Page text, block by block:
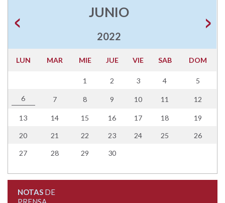
JUNIO
2022
LUN MAR MIE JUE VIE SAB DOM
1 2 3 4 5
6 7 8 9 10 11 12
13 14 15 16 17 18 19
20 21 22 23 24 25 26
27 28 29 30
NOTASDE